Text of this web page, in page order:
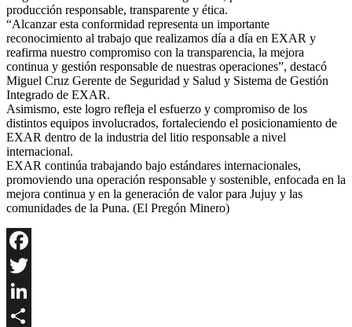
producción responsable, transparente y ética.
“Alcanzar esta conformidad representa un importante
reconocimiento al trabajo que realizamos día a día en EXAR y
reafirma nuestro compromiso con la transparencia, la mejora
continua y gestión responsable de nuestras operaciones”, destacó
Miguel Cruz Gerente de Seguridad y Salud y Sistema de Gestión
Integrado de EXAR.
Asimismo, este logro refleja el esfuerzo y compromiso de los
distintos equipos involucrados, fortaleciendo el posicionamiento de
EXAR dentro de la industria del litio responsable a nivel
internacional.
EXAR continúa trabajando bajo estándares internacionales,
promoviendo una operación responsable y sostenible, enfocada en la
mejora continua y en la generación de valor para Jujuy y las
comunidades de la Puna. (El Pregón Minero)
Facebook
Twitter
LinkedIn